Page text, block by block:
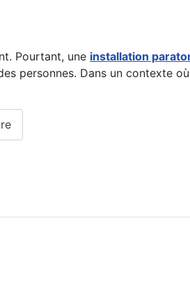
Pourtant, une installation
personnes. Dans un contexte